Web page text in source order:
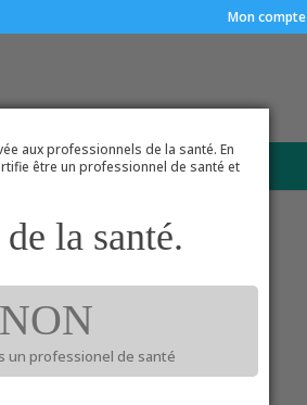
Mon compte
CONTACT
100
TABLIER BLANC
PLASTIQUE X 100
€
aux professionnels de la santé. En
être un professionnel de santé et
la santé.
NON
un professionel de santé